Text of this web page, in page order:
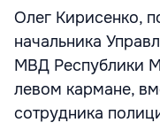
Олег Кирисенко,
начальника
МВД Республики
левом кармане,
сотрудника